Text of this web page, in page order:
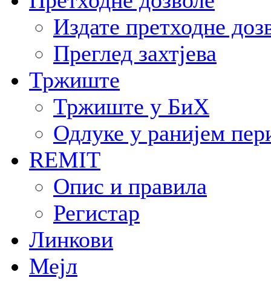
Издате претходне
Преглед захтјева
Тржиште
Тржиште у БиХ
Одлуке у ранијем
REMIT
Опис и правила
Регистар
Линкови
Мејл